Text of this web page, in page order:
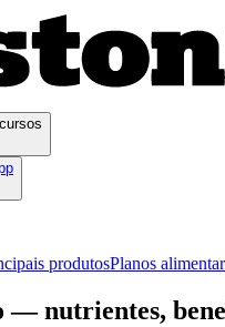
produtosPlanos
— nutrientes,